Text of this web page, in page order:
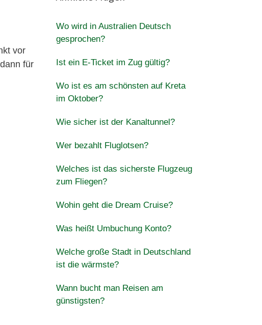
vor
für
Wo wird in Australien Deutsch
gesprochen?
Ist ein E-Ticket im Zug gültig?
Wo ist es am schönsten auf Kreta
im Oktober?
Wie sicher ist der Kanaltunnel?
Wer bezahlt Fluglotsen?
Welches ist das sicherste Flugzeug
zum Fliegen?
Wohin geht die Dream Cruise?
Was heißt Umbuchung Konto?
Welche große Stadt in Deutschland
ist die wärmste?
Wann bucht man Reisen am
günstigsten?